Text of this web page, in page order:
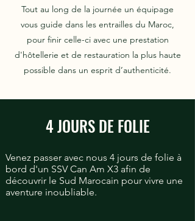
Tout au long de la journée un équipage
vous guide dans les entrailles du Maroc,
pour finir celle-ci avec une prestation
d'hôtellerie et de restauration la plus haute
possible dans un esprit d’authenticité.
4 JOURS DE FOLIE
Venez passer avec nous 4 jours de folie à
bord d'un SSV Can Am X3 afin de
découvrir le Sud Marocain pour vivre une
aventure inoubliable.